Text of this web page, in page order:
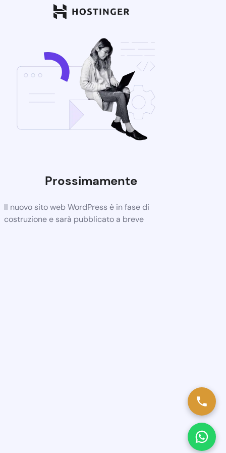
Prossimamente
Il nuovo sito web WordPress è in fase di
costruzione e sarà pubblicato a breve